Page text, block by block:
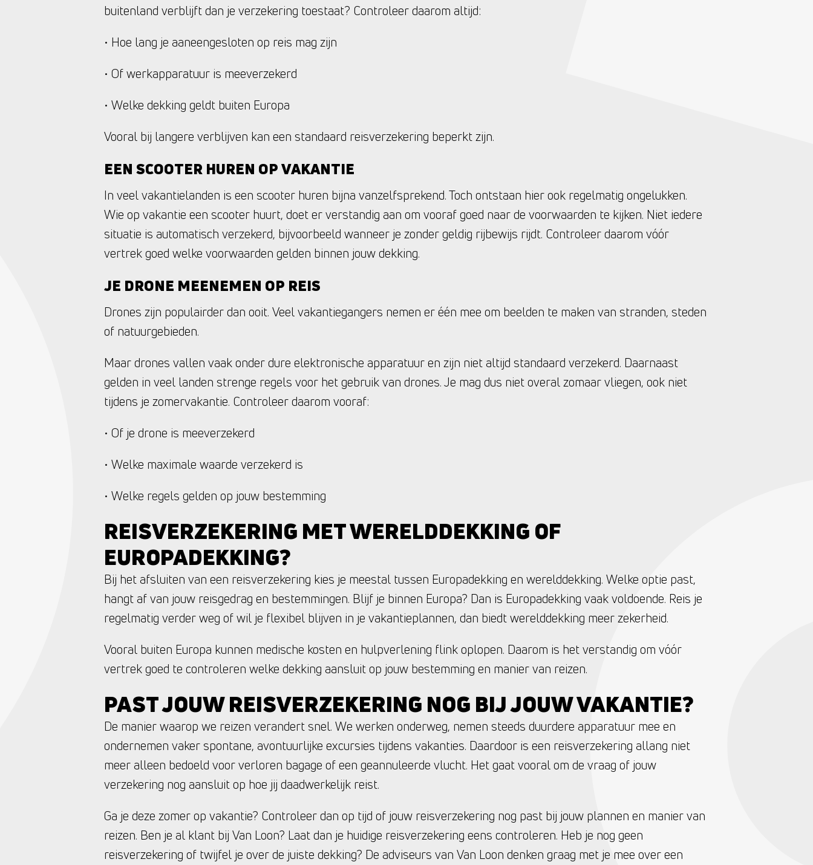
buitenland verblijft dan je verzekering toestaat? Controleer daarom altijd:
• Hoe lang je aaneengesloten op reis mag zijn
• Of werkapparatuur is meeverzekerd
• Welke dekking geldt buiten Europa
Vooral bij langere verblijven kan een standaard reisverzekering beperkt zijn.
EEN SCOOTER HUREN OP VAKANTIE
In veel vakantielanden is een scooter huren bijna vanzelfsprekend. Toch ontstaan hier ook regelmatig ongelukken.
Wie op vakantie een scooter huurt, doet er verstandig aan om vooraf goed naar de voorwaarden te kijken. Niet iedere
situatie is automatisch verzekerd, bijvoorbeeld wanneer je zonder geldig rijbewijs rijdt. Controleer daarom vóór
vertrek goed welke voorwaarden gelden binnen jouw dekking.
JE DRONE MEENEMEN OP REIS
Drones zijn populairder dan ooit. Veel vakantiegangers nemen er één mee om beelden te maken van stranden, steden
of natuurgebieden.
Maar drones vallen vaak onder dure elektronische apparatuur en zijn niet altijd standaard verzekerd. Daarnaast
gelden in veel landen strenge regels voor het gebruik van drones. Je mag dus niet overal zomaar vliegen, ook niet
tijdens je zomervakantie. Controleer daarom vooraf:
• Of je drone is meeverzekerd
• Welke maximale waarde verzekerd is
• Welke regels gelden op jouw bestemming
REISVERZEKERING MET WERELDDEKKING OF
EUROPADEKKING?
Bij het afsluiten van een reisverzekering kies je meestal tussen Europadekking en werelddekking. Welke optie past,
hangt af van jouw reisgedrag en bestemmingen. Blijf je binnen Europa? Dan is Europadekking vaak voldoende. Reis je
regelmatig verder weg of wil je flexibel blijven in je vakantieplannen, dan biedt werelddekking meer zekerheid.
Vooral buiten Europa kunnen medische kosten en hulpverlening flink oplopen. Daarom is het verstandig om vóór
vertrek goed te controleren welke dekking aansluit op jouw bestemming en manier van reizen.
PAST JOUW REISVERZEKERING NOG BIJ JOUW VAKANTIE?
De manier waarop we reizen verandert snel. We werken onderweg, nemen steeds duurdere apparatuur mee en
ondernemen vaker spontane, avontuurlijke excursies tijdens vakanties. Daardoor is een reisverzekering allang niet
meer alleen bedoeld voor verloren bagage of een geannuleerde vlucht. Het gaat vooral om de vraag of jouw
verzekering nog aansluit op hoe jij daadwerkelijk reist.
Ga je deze zomer op vakantie? Controleer dan op tijd of jouw reisverzekering nog past bij jouw plannen en manier van
reizen. Ben je al klant bij Van Loon? Laat dan je huidige reisverzekering eens controleren. Heb je nog geen
reisverzekering of twijfel je over de juiste dekking? De adviseurs van Van Loon denken graag met je mee over een